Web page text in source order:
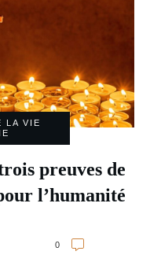
LA VIE
preuves de
l’humanité
0